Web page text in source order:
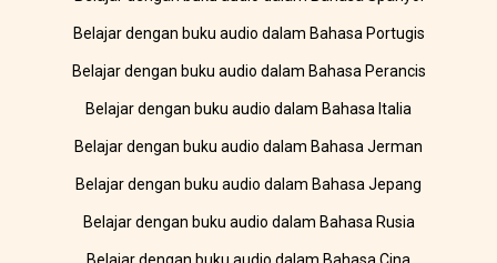
Belajar dengan buku audio dalam Bahasa Portugis
Belajar dengan buku audio dalam Bahasa Perancis
Belajar dengan buku audio dalam Bahasa Italia
Belajar dengan buku audio dalam Bahasa Jerman
Belajar dengan buku audio dalam Bahasa Jepang
Belajar dengan buku audio dalam Bahasa Rusia